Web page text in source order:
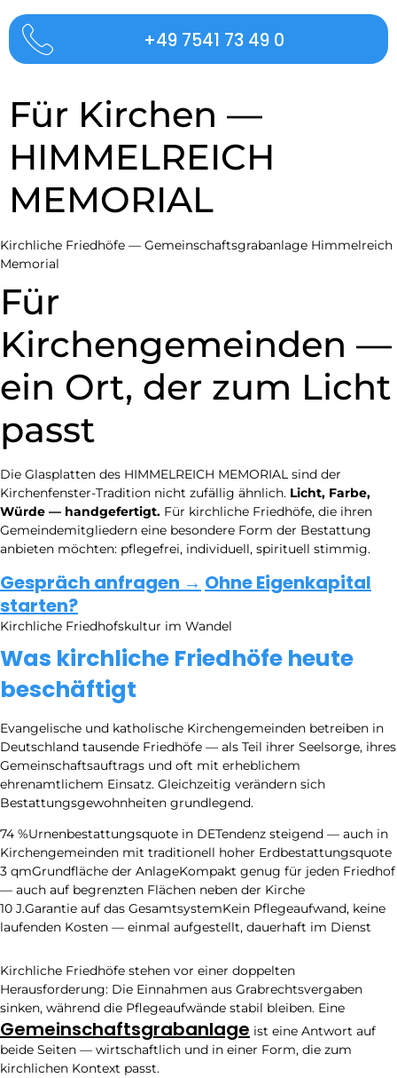
+49 7541 73 49 0
Für Kirchen —
HIMMELREICH
MEMORIAL
Kirchliche Friedhöfe — Gemeinschaftsgrabanlage Himmelreich
Memorial
Für
Kirchengemeinden —
ein Ort, der zum Licht
passt
Die Glasplatten des HIMMELREICH MEMORIAL sind der
Kirchenfenster-Tradition nicht zufällig ähnlich. Licht, Farbe,
Würde — handgefertigt. Für kirchliche Friedhöfe, die ihren
Gemeindemitgliedern eine besondere Form der Bestattung
anbieten möchten: pflegefrei, individuell, spirituell stimmig.
Gespräch anfragen → Ohne Eigenkapital
starten?
Kirchliche Friedhofskultur im Wandel
Was kirchliche Friedhöfe heute
beschäftigt
Evangelische und katholische Kirchengemeinden betreiben in
Deutschland tausende Friedhöfe — als Teil ihrer Seelsorge, ihres
Gemeinschaftsauftrags und oft mit erheblichem
ehrenamtlichem Einsatz. Gleichzeitig verändern sich
Bestattungsgewohnheiten grundlegend.
74 %Urnenbestattungsquote in DETendenz steigend — auch in
Kirchengemeinden mit traditionell hoher Erdbestattungsquote
3 qmGrundfläche der AnlageKompakt genug für jeden Friedhof
— auch auf begrenzten Flächen neben der Kirche
10 J.Garantie auf das GesamtsystemKein Pflegeaufwand, keine
laufenden Kosten — einmal aufgestellt, dauerhaft im Dienst
Kirchliche Friedhöfe stehen vor einer doppelten
Herausforderung: Die Einnahmen aus Grabrechtsvergaben
sinken, während die Pflegeaufwände stabil bleiben. Eine
Gemeinschaftsgrabanlage ist eine Antwort auf
beide Seiten — wirtschaftlich und in einer Form, die zum
kirchlichen Kontext passt.